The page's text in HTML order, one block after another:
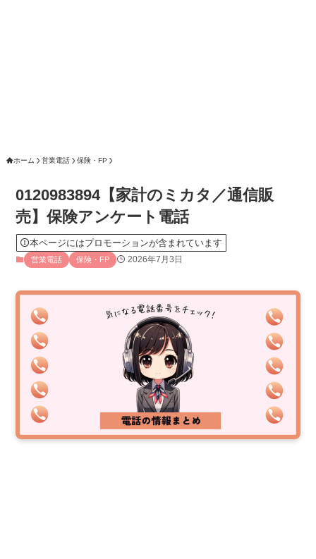
ホーム 営業電話 保険・FP
0120983894【家計のミカタ／通信販
売】保険アンケート電話
本ページにはプロモーションが含まれています
営業電話 保険・FP 2026年7月3日